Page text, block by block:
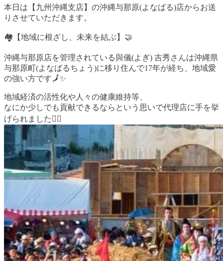
本日は【九州沖縄支店】の沖縄与那原(よなばる)店からお送
りさせていただきます。
🏘️【地域に根ざし、未来を結ぶ】🤝
沖縄与那原店を管理されている與儀(よぎ) 吉秀さんは沖縄県
与那原町(よなばるちょう)に移り住んで17年が経ち、地域愛
の強い方です🗾✨
地域経済の活性化や人々の健康維持等、
なにか少しでも貢献できるならという思いで代理店に手を挙
げられました🙋‍♂️